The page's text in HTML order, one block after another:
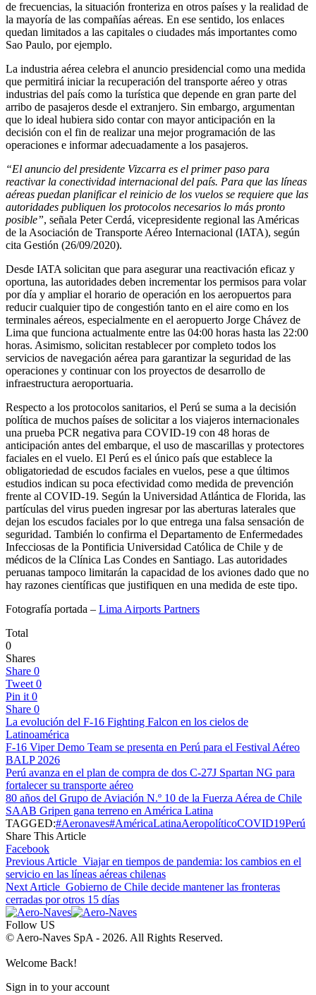
de frecuencias, la situación fronteriza en otros países y la realidad de
la mayoría de las compañías aéreas. En ese sentido, los enlaces
quedan limitados a las capitales o ciudades más importantes como
Sao Paulo, por ejemplo.
La industria aérea celebra el anuncio presidencial como una medida
que permitirá iniciar la recuperación del transporte aéreo y otras
industrias del país como la turística que depende en gran parte del
arribo de pasajeros desde el extranjero. Sin embargo, argumentan
que lo ideal hubiera sido contar con mayor anticipación en la
decisión con el fin de realizar una mejor programación de las
operaciones e informar adecuadamente a los pasajeros.
“El anuncio del presidente Vizcarra es el primer paso para
reactivar la conectividad internacional del país. Para que las líneas
aéreas puedan planificar el reinicio de los vuelos se requiere que las
autoridades publiquen los protocolos necesarios lo más pronto
posible”, señala Peter Cerdá, vicepresidente regional las Américas
de la Asociación de Transporte Aéreo Internacional (IATA), según
cita Gestión (26/09/2020).
Desde IATA solicitan que para asegurar una reactivación eficaz y
oportuna, las autoridades deben incrementar los permisos para volar
por día y ampliar el horario de operación en los aeropuertos para
reducir cualquier tipo de congestión tanto en el aire como en los
terminales aéreos, especialmente en el aeropuerto Jorge Chávez de
Lima que funciona actualmente entre las 04:00 horas hasta las 22:00
horas. Asimismo, solicitan restablecer por completo todos los
servicios de navegación aérea para garantizar la seguridad de las
operaciones y continuar con los proyectos de desarrollo de
infraestructura aeroportuaria.
Respecto a los protocolos sanitarios, el Perú se suma a la decisión
política de muchos países de solicitar a los viajeros internacionales
una prueba PCR negativa para COVID-19 con 48 horas de
anticipación antes del embarque, el uso de mascarillas y protectores
faciales en el vuelo. El Perú es el único país que establece la
obligatoriedad de escudos faciales en vuelos, pese a que últimos
estudios indican su poca efectividad como medida de prevención
frente al COVID-19. Según la Universidad Atlántica de Florida, las
partículas del virus pueden ingresar por las aberturas laterales que
dejan los escudos faciales por lo que entrega una falsa sensación de
seguridad. También lo confirma el Departamento de Enfermedades
Infecciosas de la Pontificia Universidad Católica de Chile y de
médicos de la Clínica Las Condes en Santiago. Las autoridades
peruanas tampoco limitarán la capacidad de los aviones dado que no
hay razones científicas que justifiquen en una medida de este tipo.
Fotografía portada – Lima Airports Partners
Total
0
Shares
Share 0
Tweet 0
Pin it 0
Share 0
La evolución del F-16 Fighting Falcon en los cielos de
Latinoamérica
F-16 Viper Demo Team se presenta en Perú para el Festival Aéreo
BALP 2026
Perú avanza en el plan de compra de dos C-27J Spartan NG para
fortalecer su transporte aéreo
80 años del Grupo de Aviación N.º 10 de la Fuerza Aérea de Chile
SAAB Gripen gana terreno en América Latina
TAGGED:#Aeronaves#AméricaLatinaAeropolíticoCOVID19Perú
Share This Article
Facebook
Previous Article Viajar en tiempos de pandemia: los cambios en el
servicio en las líneas aéreas chilenas
Next Article Gobierno de Chile decide mantener las fronteras
cerradas por otros 15 días
Follow US
© Aero-Naves SpA - 2026. All Rights Reserved.
Welcome Back!
Sign in to your account